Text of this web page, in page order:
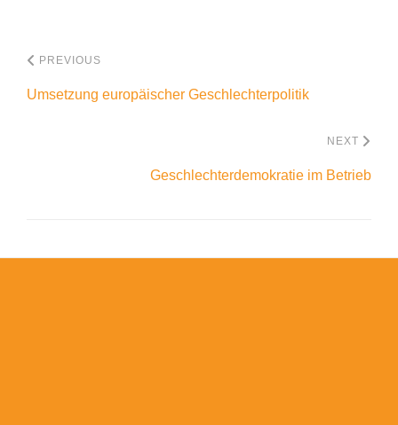
PREVIOUS
Umsetzung europäischer Geschlechterpolitik
NEXT
Geschlechterdemokratie im Betrieb